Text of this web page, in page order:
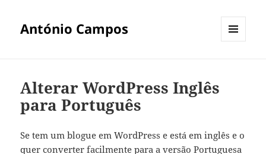
António Campos
Alterar WordPress Inglês
para Português
Se tem um blogue em WordPress e está em inglês e o
quer converter facilmente para a versão Portuguesa